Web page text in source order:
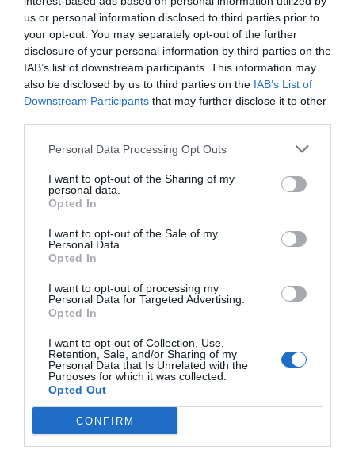
us or personal information disclosed to third parties prior to
your opt-out. You may separately opt-out of the further
disclosure of your personal information by third parties on the
IAB’s list of downstream participants. This information may
also be disclosed by us to third parties on the IAB’s List of
Downstream Participants that may further disclose it to other
Personal Data Processing Opt Outs
I want to opt-out of the Sharing of my
personal data.
Opted In
I want to opt-out of the Sale of my
Personal Data.
Opted In
I want to opt-out of processing my
Personal Data for Targeted Advertising.
Opted In
I want to opt-out of Collection, Use,
Retention, Sale, and/or Sharing of my
Personal Data that Is Unrelated with the
Purposes for which it was collected.
Opted Out
CONFIRM